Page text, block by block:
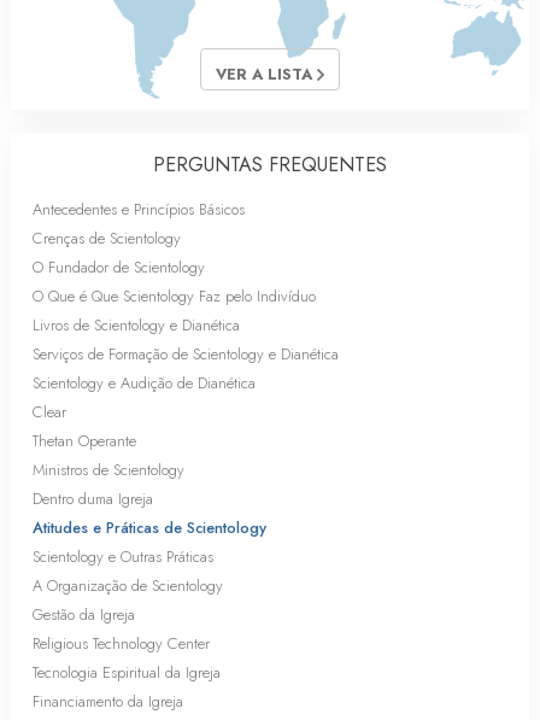
VER A LISTA
PERGUNTAS FREQUENTES
Antecedentes e Princípios Básicos
Crenças de Scientology
O Fundador de Scientology
O Que é Que Scientology Faz pelo Indivíduo
Livros de Scientology e Dianética
Serviços de Formação de Scientology e Dianética
Scientology e Audição de Dianética
Clear
Thetan Operante
Ministros de Scientology
Dentro duma Igreja
Atitudes e Práticas de Scientology
Scientology e Outras Práticas
A Organização de Scientology
Gestão da Igreja
Religious Technology Center
Tecnologia Espiritual da Igreja
Financiamento da Igreja